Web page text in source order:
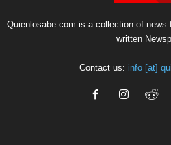
Quienlosabe.com is a collection of
written
Contact us: info [at]